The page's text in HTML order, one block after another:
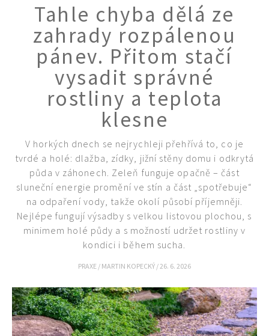
Tahle chyba dělá ze
zahrady rozpálenou
pánev. Přitom stačí
vysadit správné
rostliny a teplota
klesne
V horkých dnech se nejrychleji přehřívá to, co je
tvrdé a holé: dlažba, zídky, jižní stěny domu i odkrytá
půda v záhonech. Zeleň funguje opačně – část
sluneční energie promění ve stín a část „spotřebuje“
na odpaření vody, takže okolí působí příjemněji.
Nejlépe fungují výsadby s velkou listovou plochou, s
minimem holé půdy a s možností udržet rostliny v
kondici i během sucha.
PRAXE / MARTIN KOPECKÝ / 26. 6. 2026